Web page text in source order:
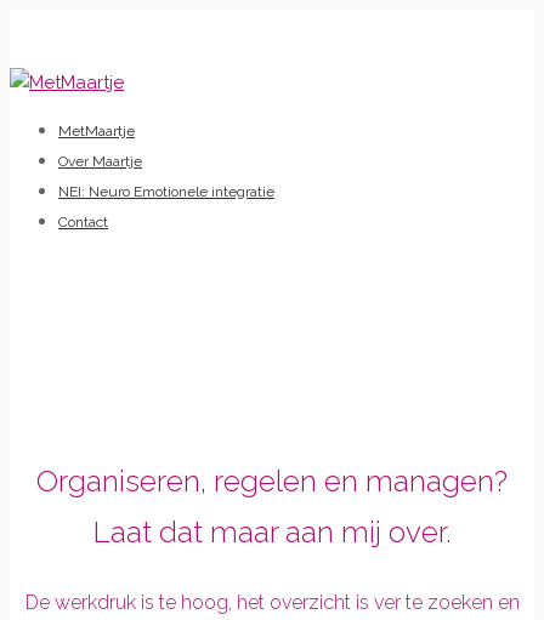
content
MetMaartje
Over Maartje
NEI: Neuro Emotionele integratie
Contact
Organiseren, regelen en managen?
Laat dat maar aan mij over.
De werkdruk is te hoog, het overzicht is ver te zoeken en